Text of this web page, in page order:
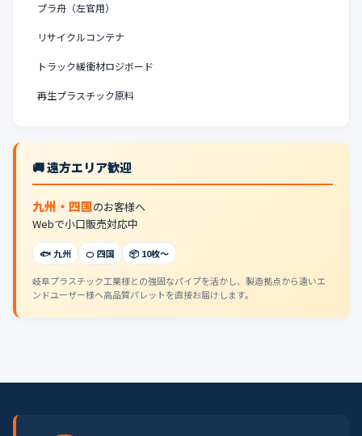
プラ舟（左官用）
リサイクルコンテナ
トラック緩衝材ロジボード
再生プラスチック原料
🚚 遠方エリア歓迎
九州・四国のお客様へ
Webで小口販売対応中
🐟 九州 🍊 四国 📦 10枚〜
岐阜プラスチック工業様との強固なパイプを活かし、製造拠点から遠いエ
ンドユーザー様へ高品質パレットを直接お届けします。